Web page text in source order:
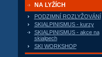
NA LYŽÍCH
PODZIMNÍ ROZLYŽOVÁNÍ
SKIALPINISMUS - kurzy
SKIALPINISMUS - akce na
skialpech
SKI WORKSHOP